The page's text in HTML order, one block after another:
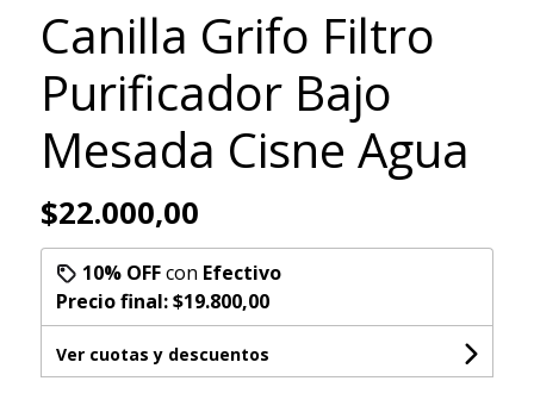
Canilla Grifo Filtro
Purificador Bajo
Mesada Cisne Agua
$22.000,00
10% OFFcon Efectivo
Precio final:$19.800,00
Ver cuotas y descuentos